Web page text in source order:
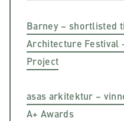
Barney – shortlisted
Architecture Festival
Project
asas arkitektur –
A+ Awards